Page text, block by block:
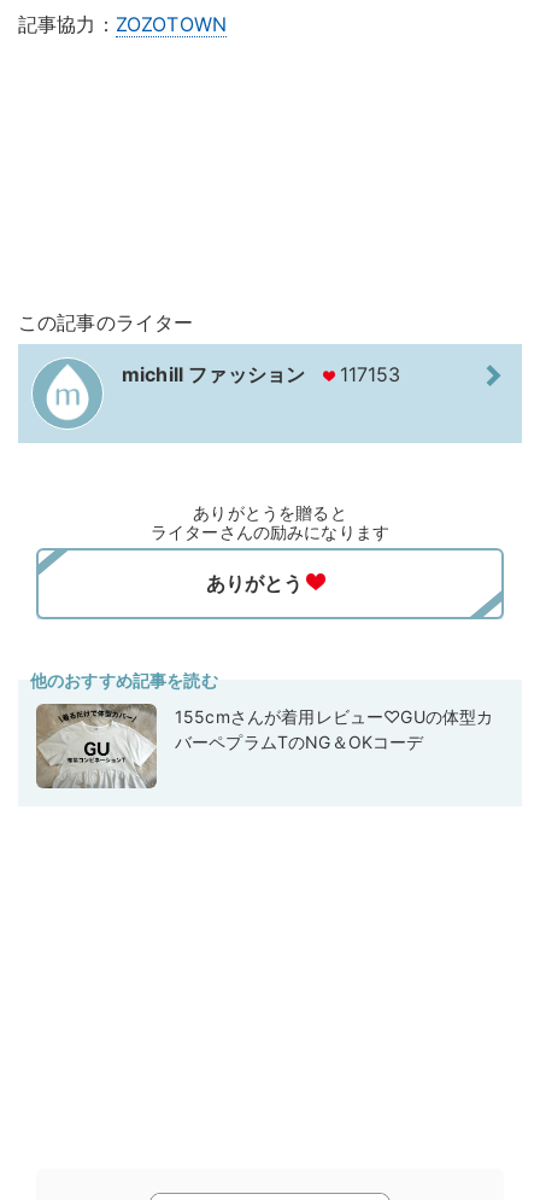
記事協力： ZOZOTOWN
この記事のライター
michill ファッション 117153
ありがとうを贈ると
ライターさんの励みになります
他のおすすめ記事を読む
155cmさんが着用レビュー♡GUの体型カ
バーペプラムTのNG＆OKコーデ